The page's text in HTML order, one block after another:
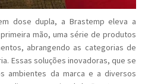
dose dupla, a Brastemp eleva a
mão, uma série de produtos
abrangendo as categorias de
Essas soluções inovadoras, que se
ambientes da marca e a diversos